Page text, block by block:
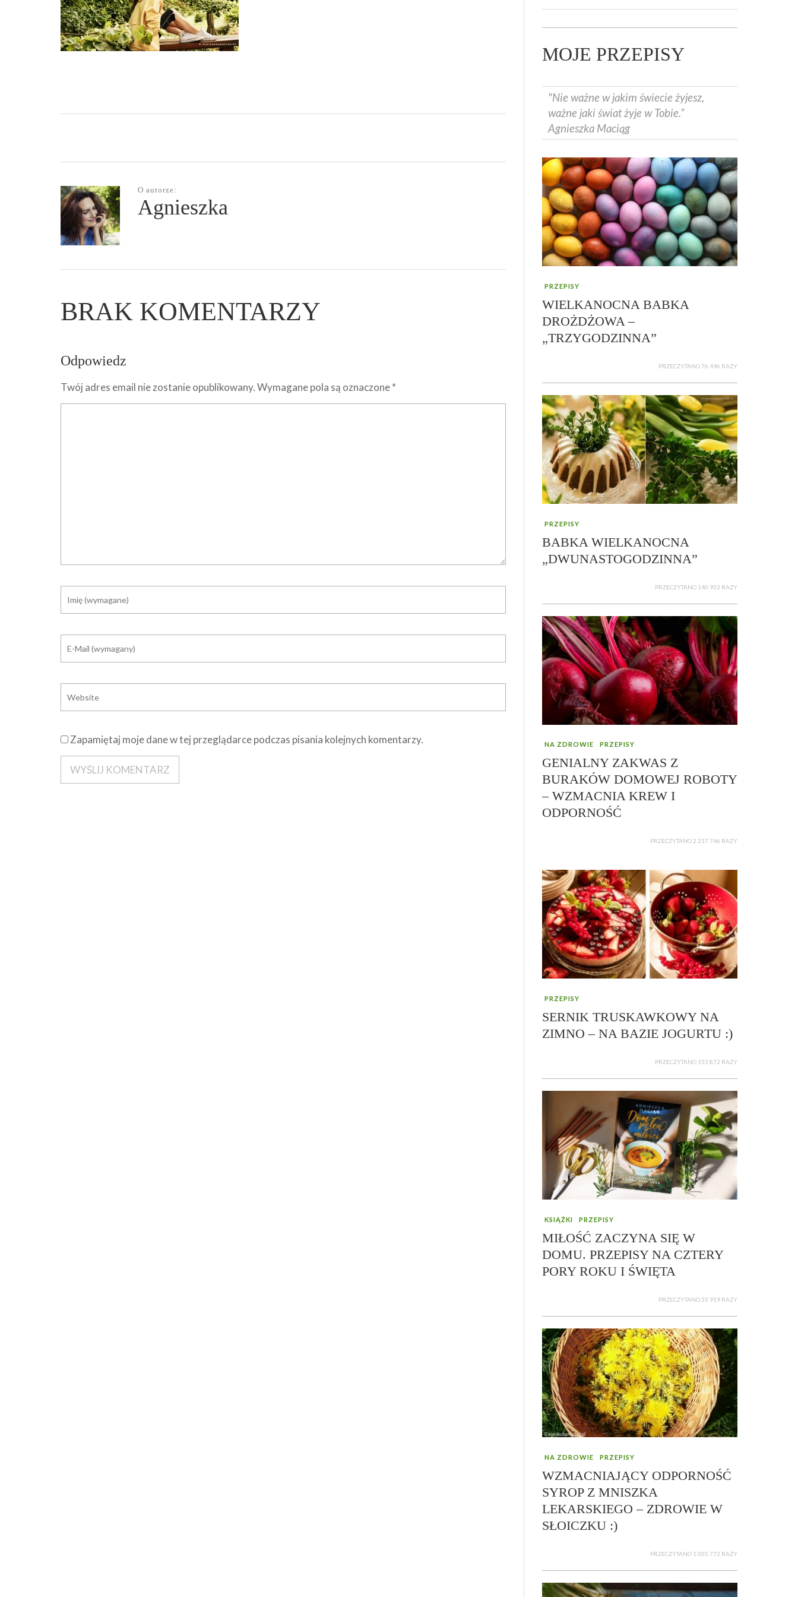
O autorze:
Agnieszka
BRAK KOMENTARZY
Odpowiedz
Twój adres email nie zostanie opublikowany.Wymagane pola są oznaczone*
Zapamiętaj moje dane w tej przeglądarce podczas pisania kolejnych komentarzy.
MOJE PRZEPISY
"Nie ważne w jakim świecie żyjesz,
ważne jaki świat żyje w Tobie.”
Agnieszka Maciąg
PRZEPISY
WIELKANOCNA BABKA
DROŻDŻOWA –
„TRZYGODZINNA”
PRZECZYTANO 76 496 RAZY
PRZEPISY
BABKA WIELKANOCNA
„DWUNASTOGODZINNA”
PRZECZYTANO 140 933 RAZY
NA ZDROWIE PRZEPISY
GENIALNY ZAKWAS Z
BURAKÓW DOMOWEJ ROBOTY
– WZMACNIA KREW I
ODPORNOŚĆ
PRZECZYTANO 2 237 746 RAZY
PRZEPISY
SERNIK TRUSKAWKOWY NA
ZIMNO – NA BAZIE JOGURTU :)
PRZECZYTANO 153 872 RAZY
KSIĄŻKI PRZEPISY
MIŁOŚĆ ZACZYNA SIĘ W
DOMU. PRZEPISY NA CZTERY
PORY ROKU I ŚWIĘTA
PRZECZYTANO 33 919 RAZY
NA ZDROWIE PRZEPISY
WZMACNIAJĄCY ODPORNOŚĆ
SYROP Z MNISZKA
LEKARSKIEGO – ZDROWIE W
SŁOICZKU :)
PRZECZYTANO 1 005 772 RAZY